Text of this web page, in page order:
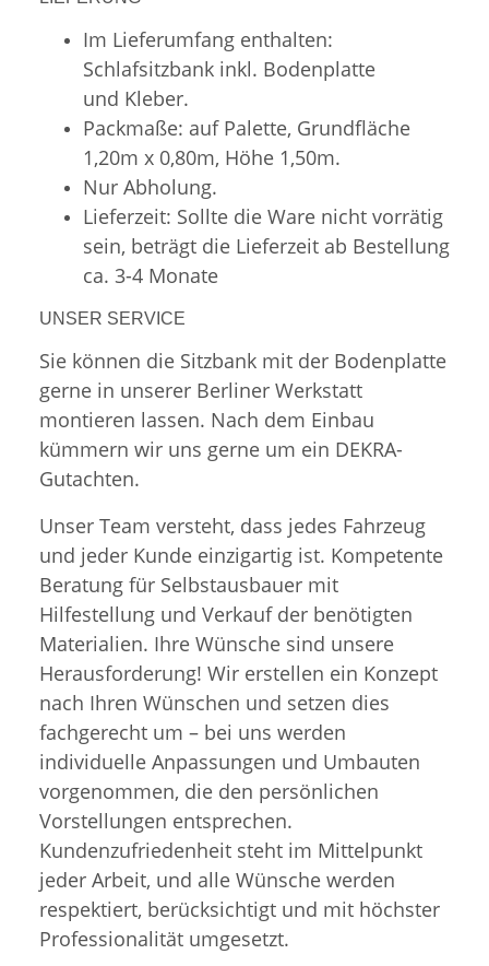
Im Lieferumfang enthalten:
Schlafsitzbank inkl. Bodenplatte
und Kleber.
Packmaße: auf Palette, Grundfläche
1,20m x 0,80m, Höhe 1,50m.
Nur Abholung.
Lieferzeit: Sollte die Ware nicht vorrätig
sein, beträgt die Lieferzeit ab Bestellung
ca. 3-4 Monate
UNSER SERVICE
Sie können die Sitzbank mit der Bodenplatte
gerne in unserer Berliner Werkstatt
montieren lassen. Nach dem Einbau
kümmern wir uns gerne um ein DEKRA-
Gutachten.
Unser Team versteht, dass jedes Fahrzeug
und jeder Kunde einzigartig ist. Kompetente
Beratung für Selbstausbauer mit
Hilfestellung und Verkauf der benötigten
Materialien. Ihre Wünsche sind unsere
Herausforderung! Wir erstellen ein Konzept
nach Ihren Wünschen und setzen dies
fachgerecht um – bei uns werden
individuelle Anpassungen und Umbauten
vorgenommen, die den persönlichen
Vorstellungen entsprechen.
Kundenzufriedenheit steht im Mittelpunkt
jeder Arbeit, und alle Wünsche werden
respektiert, berücksichtigt und mit höchster
Professionalität umgesetzt.